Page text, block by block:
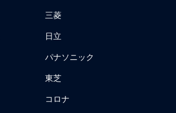
三菱
日立
パナソニック
東芝
コロナ